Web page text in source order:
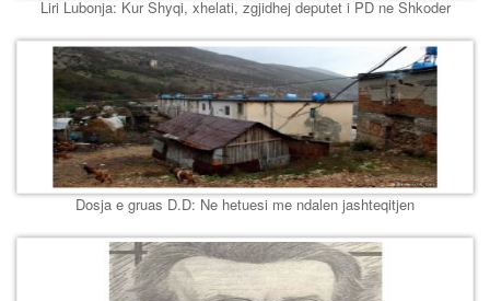
Liri Lubonja: Kur Shyqi, xhelati, zgjidhej deputet i PD ne Shkoder
Dosja e gruas D.D: Ne hetuesi me ndalen jashteqitjen